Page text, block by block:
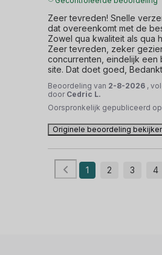
Zeer tevreden! Snelle
dat overeenkomt met de
Zowel qua kwaliteit als qua
Zeer tevreden, zeker
concurrenten, eindelijk
site. Dat doet goed,
Beoordeling van 2-8-2026 ,
door Cedric L.
Oorspronkelijk gepubliceerd
Originele beoordeling
1 2 3 4